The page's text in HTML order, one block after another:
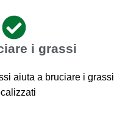
i grassi
aiuta a bruciare i grassi